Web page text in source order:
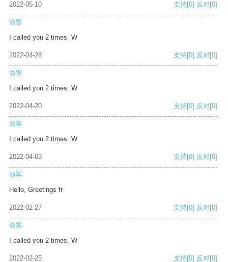
2022-05-10 支持[0] 反对[0]
游客
I called you 2 times. W
2022-04-26 支持[0] 反对[0]
游客
I called you 2 times. W
2022-04-20 支持[0] 反对[0]
游客
I called you 2 times. W
2022-04-03 支持[0] 反对[0]
游客
Hello, Greetings fr
2022-02-27 支持[0] 反对[0]
游客
I called you 2 times. W
2022-02-25 支持[0] 反对[0]